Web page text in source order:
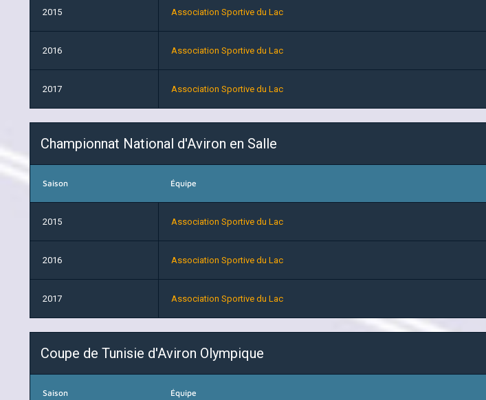
2015 Association Sportive du Lac
2016 Association Sportive du Lac
2017 Association Sportive du Lac
Championnat National d'Aviron en Salle
Saison Équipe
2015 Association Sportive du Lac
2016 Association Sportive du Lac
2017 Association Sportive du Lac
Coupe de Tunisie d'Aviron Olympique
Saison Équipe